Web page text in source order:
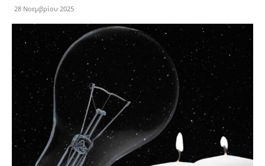
28 Νοεμβρίου 2025